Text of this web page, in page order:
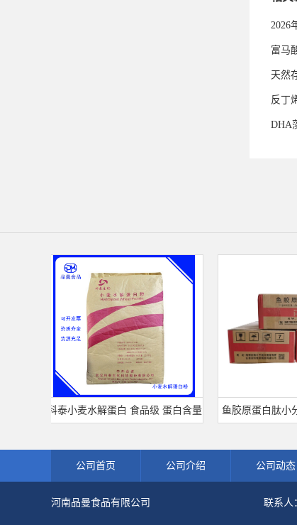
2026
富马
天然
反丁
DHA
科泰小麦水解蛋白 食品级 蛋白含量 鱼胶原蛋白肽小分子
公司首页 公司介绍 公司动态
河南品曼食品有限公司 联系人